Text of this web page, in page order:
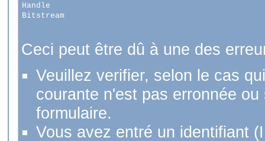
Handle
Bitstream
Ceci peut être dû à une des
Veuillez verifier, selon le cas
courante n'est pas erronnée
formulaire.
Vous avez entré un identifiant